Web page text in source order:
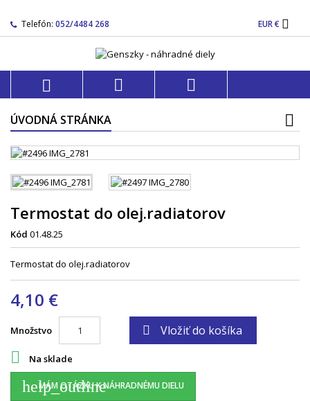
Telefón: 052/4484 268 EUR € 
  
ÚVODNÁ STRÁNKA
Termostat do olej.radiatorov
Kód 01.48.25
Termostat do olej.radiatorov
4,10 €
Množstvo  Vložiť do košíka
 Na sklade
help_outline
MÁM OTÁZKU K NÁHRADNÉMU DIELU